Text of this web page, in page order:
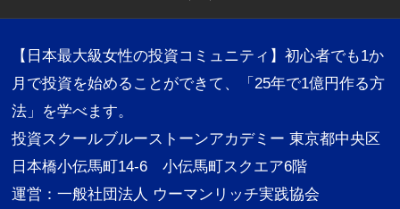
【日本最大級女性の投資コミュニティ】初心者でも1か
月で投資を始めることができて、「25年で1億円作る方
法」を学べます。
投資スクールブルーストーンアカデミー 東京都中央区
日本橋小伝馬町14-6 小伝馬町スクエア6階
運営：一般社団法人 ウーマンリッチ実践協会